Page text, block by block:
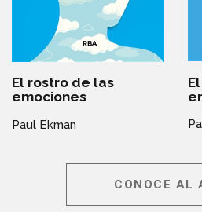
El rostro de las
emociones
Paul Ekman
CONOCE AL